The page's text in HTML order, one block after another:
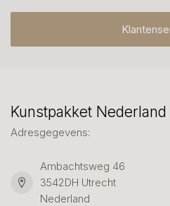
Kunstpakket Nederland
Adresgegevens:
Ambachtsweg 46
3542DH Utrecht
Nederland